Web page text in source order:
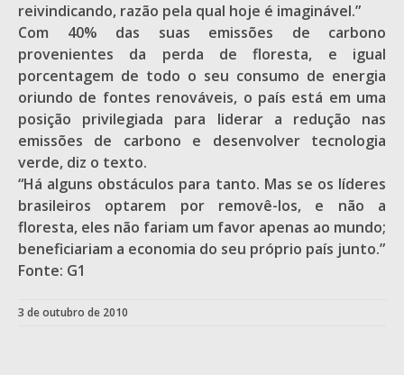
reivindicando, razão pela qual hoje é imaginável.”
Com 40% das suas emissões de carbono
provenientes da perda de floresta, e igual
porcentagem de todo o seu consumo de energia
oriundo de fontes renováveis, o país está em uma
posição privilegiada para liderar a redução nas
emissões de carbono e desenvolver tecnologia
verde, diz o texto.
“Há alguns obstáculos para tanto. Mas se os líderes
brasileiros optarem por removê-los, e não a
floresta, eles não fariam um favor apenas ao mundo;
beneficiariam a economia do seu próprio país junto.”
Fonte: G1
3 de outubro de 2010